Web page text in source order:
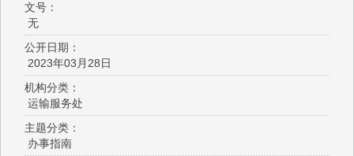
文号：
无
公开日期：
2023年03月28日
机构分类：
运输服务处
主题分类：
办事指南